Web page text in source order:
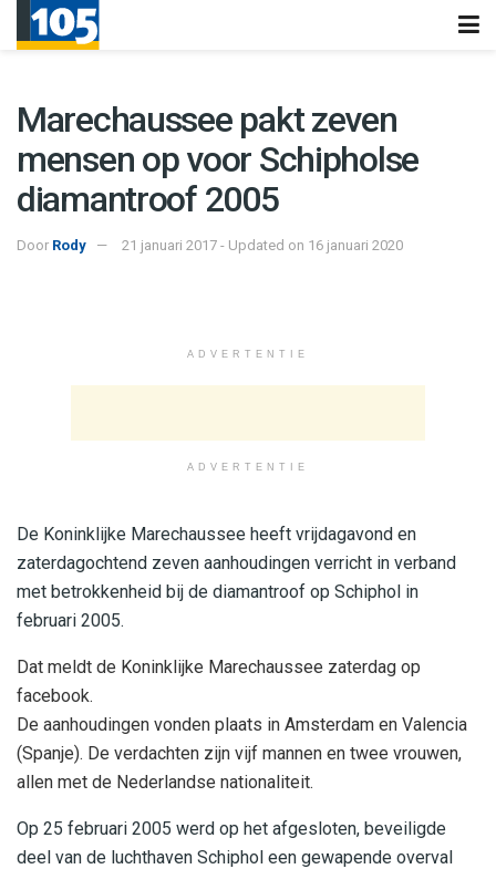
Marechaussee pakt zeven
mensen op voor Schipholse
diamantroof 2005
Door Rody 21 januari 2017 - Updated on 16 januari 2020
ADVERTENTIE
ADVERTENTIE
De Koninklijke Marechaussee heeft vrijdagavond en
zaterdagochtend zeven aanhoudingen verricht in verband
met betrokkenheid bij de diamantroof op Schiphol in
februari 2005.
Dat meldt de Koninklijke Marechaussee zaterdag op
facebook.
De aanhoudingen vonden plaats in Amsterdam en Valencia
(Spanje). De verdachten zijn vijf mannen en twee vrouwen,
allen met de Nederlandse nationaliteit.
Op 25 februari 2005 werd op het afgesloten, beveiligde
deel van de luchthaven Schiphol een gewapende overval